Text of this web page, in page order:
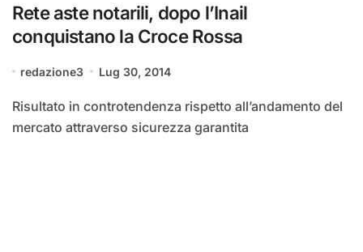
Rete aste notarili, dopo l’Inail
conquistano la Croce Rossa
redazione3 Lug 30, 2014
Risultato in controtendenza rispetto all’andamento del
mercato attraverso sicurezza garantita